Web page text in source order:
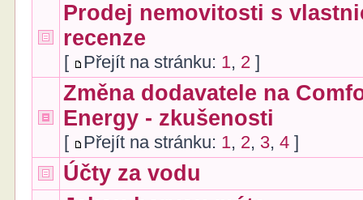
Prodej nemovitosti s
recenze
[ Přejít na stránku: 1, 2 ]
Změna dodavatele na
Energy - zkušenosti
[ Přejít na stránku: 1, 2, 3,4 ]
Účty za vodu